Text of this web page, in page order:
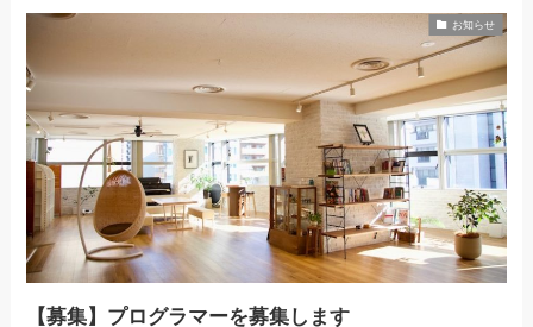
お知らせ
【募集】プログラマーを募集します